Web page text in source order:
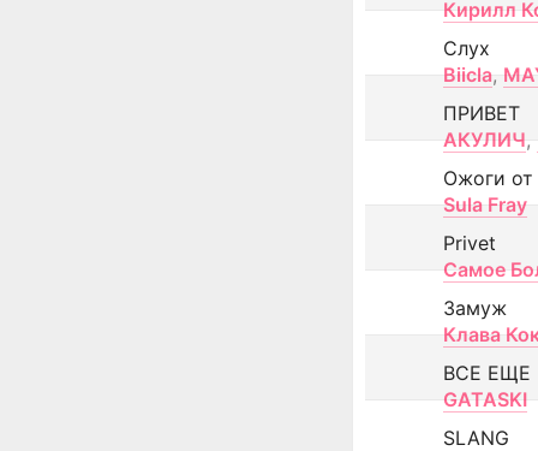
Кирилл
Слух
Biicla,
ПРИВЕТ
АКУЛИЧ,
Ожоги от
Sula Fray
Privet
Самое
Замуж
Клава
ВСЕ ЕЩЕ
GATASKI
SLANG